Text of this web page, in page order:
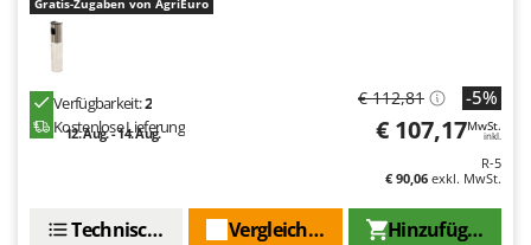
Verfügbarkeit:2
Kostenlose Lieferung
12. Aug. - 14. Aug.
€ 112,81 -5%
€ 107,17MwSt.
inkl.
R-5
€ 90,06 exkl. MwSt.
Hinzufügen
Vergleichen Sie
Technische Daten